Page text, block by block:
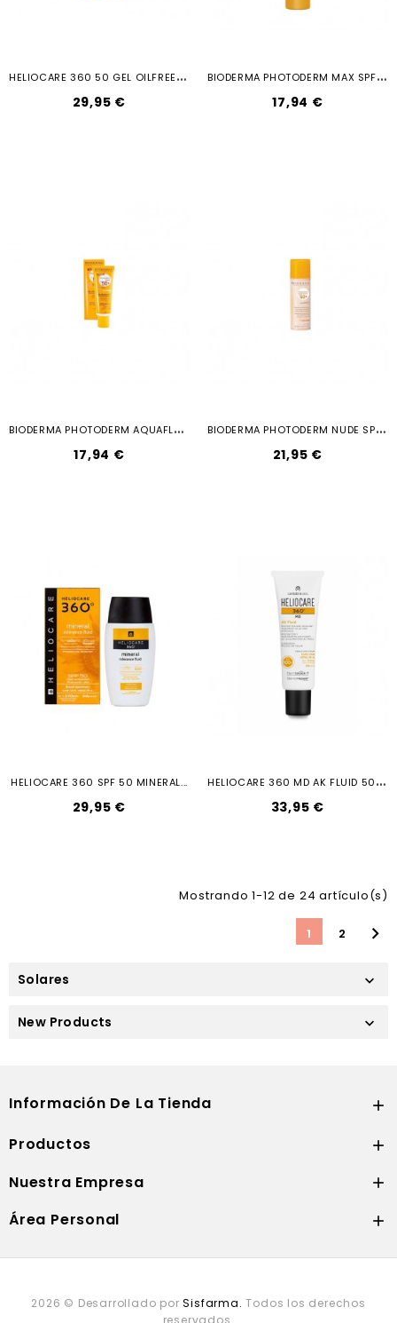
H
ELIOCARE 360 50 GEL OILFREE 50ML
29,95 €
B
IODERMA PHOTODERM MAX SPF50 AQUAFLUIDO
17,94 €
B
IODERMA PHOTODERM AQUAFLUIDO CLARO...
17,94 €
B
IODERMA PHOTODERM NUDE SPF 50 COLOR...
21,95 €
HELIOCARE 360 SPF 50 MINERAL...
29,95 €
H
ELIOCARE 360 MD AK FLUID 50 ML
33,95 €
Mostrando 1-12 de 24 artículo(s)
1 2 
Solares 
New Products 
Información De La Tienda 
Productos 
Nuestra Empresa 
Área Personal 
2026 © Desarrollado porSisfarma. Todos los derechos
reservados.